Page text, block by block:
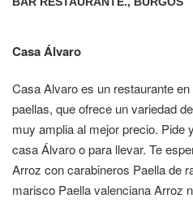
Casa Álvaro
Casa Alvaro es un restaurante
paellas, que ofrece un variedad
muy amplia al mejor precio. Pide
casa Álvaro o para llevar. Te
Arroz con carabineros Paella de
marisco Paella valenciana Arroz